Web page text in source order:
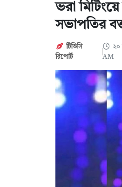
ভরা
সভাপতির
টিডিসি
রিপোর্ট
২০
AM